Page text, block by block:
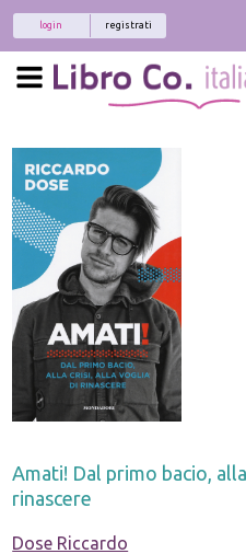
registrati
login
Amati! Dal primo bacio,
rinascere
Dose Riccardo